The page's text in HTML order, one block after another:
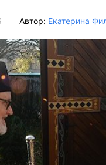
Автор: Екатерина